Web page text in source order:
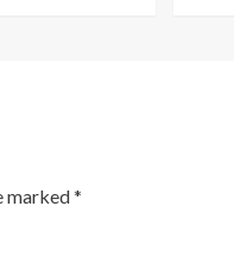
marked*